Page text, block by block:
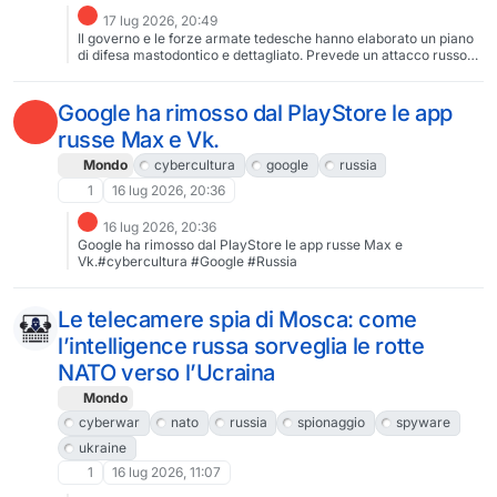
17 lug 2026, 20:49
Il governo e le forze armate tedesche hanno elaborato un piano
di difesa mastodontico e dettagliato. Prevede un attacco russo
nome ufficiale è OPLAN DEU (Operationsplan Deutschland,
ovvero "Piano Operativo per la Germania"). Sky
TG24#OplanDeu #Germania #Russia
Google ha rimosso dal PlayStore le app
russe Max e Vk.
Mondo cybercultura google
russia
1
16 lug 2026, 20:36
16 lug 2026, 20:36
Google ha rimosso dal PlayStore le app russe Max e
Vk.#cybercultura #Google #Russia
Le telecamere spia di Mosca: come
l’intelligence russa sorveglia le rotte
NATO verso l’Ucraina
Mondo
cyberwar
nato russia spionaggio
spyware
ukraine
1
16 lug 2026, 11:07